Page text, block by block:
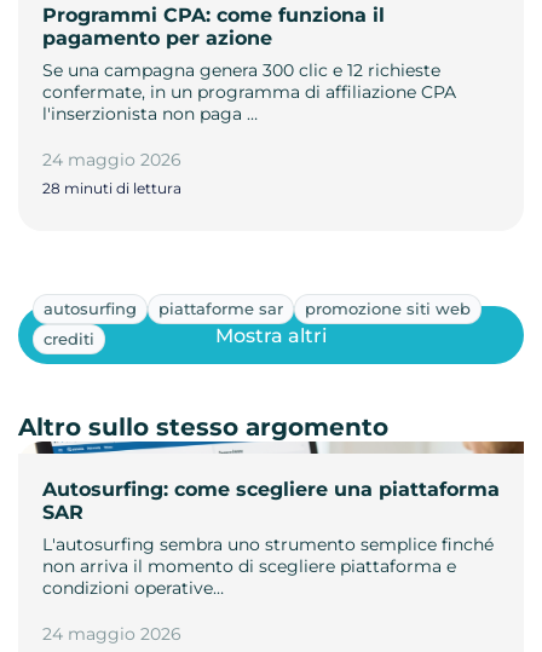
Programmi CPA: come funziona il
pagamento per azione
Se una campagna genera 300 clic e 12 richieste
confermate, in un programma di affiliazione CPA
l'inserzionista non paga …
24 maggio 2026
28 minuti di lettura
autosurfing piattaforme sar
promozione siti web
crediti
Autosurfing: come scegliere una piattaforma
SAR
L'autosurfing sembra uno strumento semplice finché
non arriva il momento di scegliere piattaforma e
condizioni operative…
24 maggio 2026
Mostra altri
Altro sullo stesso argomento